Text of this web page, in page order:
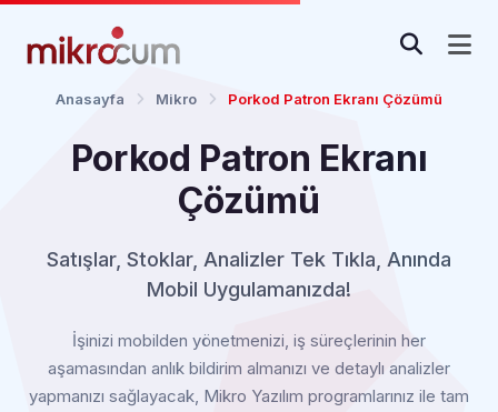
Anasayfa Mikro Porkod Patron Ekranı Çözümü
Porkod Patron Ekranı
Çözümü
Satışlar, Stoklar, Analizler Tek Tıkla, Anında
Mobil Uygulamanızda!
İşinizi mobilden yönetmenizi, iş süreçlerinin her
aşamasından anlık bildirim almanızı ve detaylı analizler
yapmanızı sağlayacak, Mikro Yazılım programlarınız ile tam